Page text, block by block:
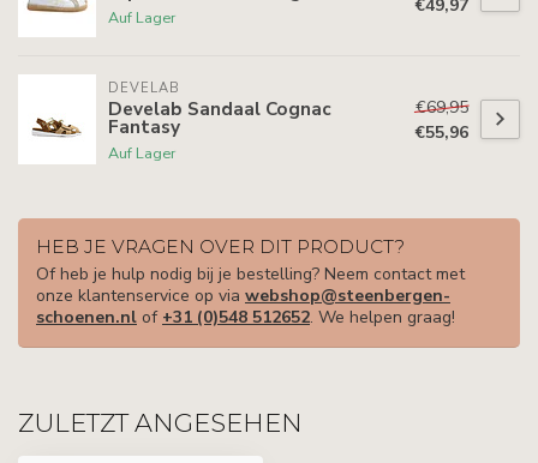
Auf Lager
€49,97
DEVELAB
Develab Sandaal Cognac
Fantasy
Auf Lager
€69,95
€55,96
HEB JE VRAGEN OVER DIT PRODUCT?
Of heb je hulp nodig bij je bestelling? Neem contact met
onze klantenservice op via webshop@steenbergen-
schoenen.nl of +31 (0)548 512652. We helpen graag!
ZULETZT ANGESEHEN